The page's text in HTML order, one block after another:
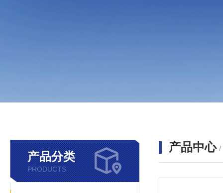
产品分类
PRODUCTS
产品中心 /